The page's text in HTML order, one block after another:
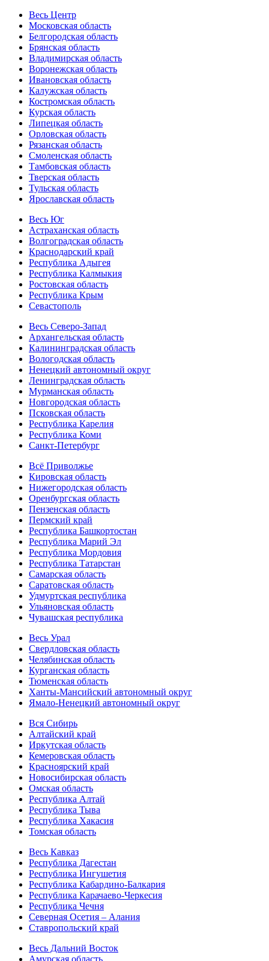
Весь Центр
Московская область
Белгородская область
Брянская область
Владимирская область
Воронежская область
Ивановская область
Калужская область
Костромская область
Курская область
Липецкая область
Орловская область
Рязанская область
Смоленская область
Тамбовская область
Тверская область
Тульская область
Ярославская область
Весь Юг
Астраханская область
Волгоградская область
Краснодарский край
Республика Адыгея
Республика Калмыкия
Ростовская область
Республика Крым
Севастополь
Весь Северо-Запад
Архангельская область
Калининградская область
Вологодская область
Ненецкий автономный округ
Ленинградская область
Мурманская область
Новгородская область
Псковская область
Республика Карелия
Республика Коми
Санкт-Петербург
Всё Приволжье
Кировская область
Нижегородская область
Оренбургская область
Пензенская область
Пермский край
Республика Башкортостан
Республика Марий Эл
Республика Мордовия
Республика Татарстан
Самарская область
Саратовская область
Удмуртская республика
Ульяновская область
Чувашская республика
Весь Урал
Свердловская область
Челябинская область
Курганская область
Тюменская область
Ханты-Мансийский автономный округ
Ямало-Ненецкий автономный округ
Вся Сибирь
Алтайский край
Иркутская область
Кемеровская область
Красноярский край
Новосибирская область
Омская область
Республика Алтай
Республика Тыва
Республика Хакасия
Томская область
Весь Кавказ
Республика Дагестан
Республика Ингушетия
Республика Кабардино-Балкария
Республика Карачаево-Черкесия
Республика Чечня
Северная Осетия – Алания
Ставропольский край
Весь Дальний Восток
Амурская область